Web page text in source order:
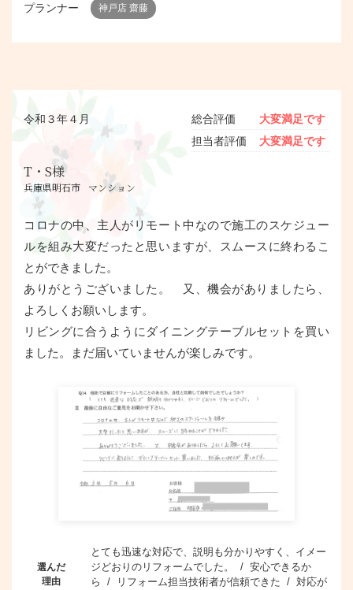
プランナー 神戸店 齋藤
令和３年４月
T・S様
兵庫県明石市 マンション
総合評価
大変満足です
担当者評価
大変満足です
コロナの中、主人がリモート中なので施工のスケジュー
ルを組み大変だったと思いますが、スムースに終わるこ
とができました。
ありがとうございました。 又、機会がありましたら、
よろしくお願いします。
リビングに合うようにダイニングテーブルセットを買い
ました。まだ届いていませんが楽しみです。
選んだ
理由
とても迅速な対応で、説明も分かりやすく、イメー
ジどおりのリフォームでした。 / 安心できるか
ら / リフォーム担当技術者が信頼できた / 対応が